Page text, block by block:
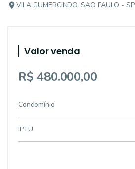
VILA GUMERCINDO, SAO PAULO - SP
Valor venda
R$ 480.000,00
Condomínio
IPTU